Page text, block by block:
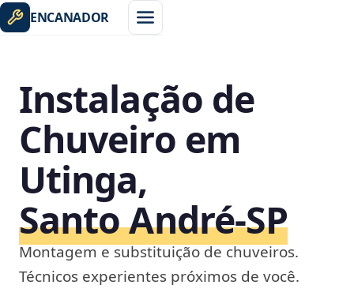
ENCANADOR
Instalação de
Chuveiro em
Utinga,
Santo André‑SP
Montagem e substituição de chuveiros.
Técnicos experientes próximos de você.